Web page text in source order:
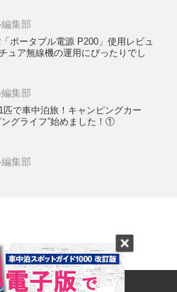
集部
ポータブル電源 P200」使用レビュ
ュア無線機の運用にぴったりでし
集部
匹で車中泊旅！キャンピングカー
ングライフ”始めました！①
集部